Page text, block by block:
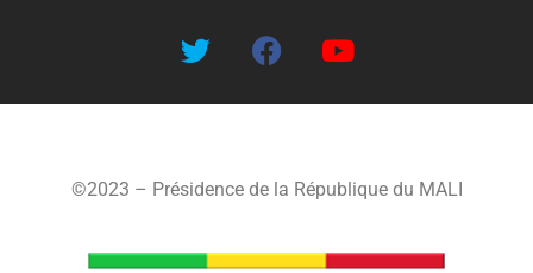
©2023 – Présidence de la République du MALI